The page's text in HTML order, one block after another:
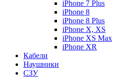
iPhone 7 Plus
iPhone 8
iPhone 8 Plus
iPhone X, XS
iPhone XS Max
iPhone XR
Кабели
Наушники
СЗУ